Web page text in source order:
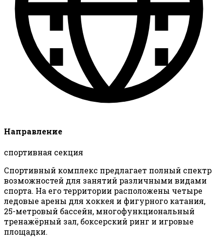
Направление
спортивная секция
Спортивный комплекс предлагает полный спектр
возможностей для занятий различными видами
спорта. На его территории расположены четыре
ледовые арены для хоккея и фигурного катания,
25-метровый бассейн, многофункциональный
тренажёрный зал, боксерский ринг и игровые
площадки.